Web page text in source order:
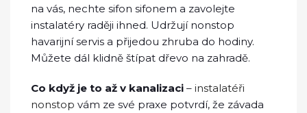
na vás, nechte sifon sifonem a zavolejte
instalatéry raději ihned. Udržují nonstop
havarijní servis a přijedou zhruba do hodiny.
Můžete dál klidně štípat dřevo na zahradě.
Co když je to až v kanalizaci – instalatéři
nonstop vám ze své praxe potvrdí, že závada